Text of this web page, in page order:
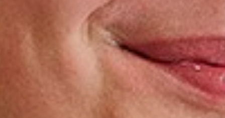
Ouder- en leerlingparticipatie
Ouders login
Gala en diploma